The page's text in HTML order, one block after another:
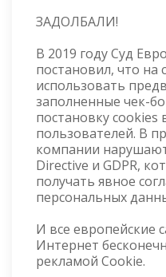
ЗАДОЛБАЛИ!
В 2019 году Суд
постановил, что на
использовать
заполненные чек-
постановку cookies
пользователей. В
компании
Directive и GDPR,
получать явное
персональных
И все европейские
Интернет
рекламой Cookie.